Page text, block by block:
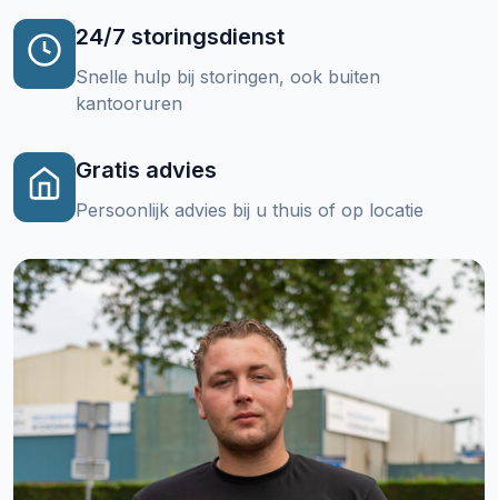
24/7 storingsdienst
Snelle hulp bij storingen, ook buiten
kantooruren
Gratis advies
Persoonlijk advies bij u thuis of op locatie